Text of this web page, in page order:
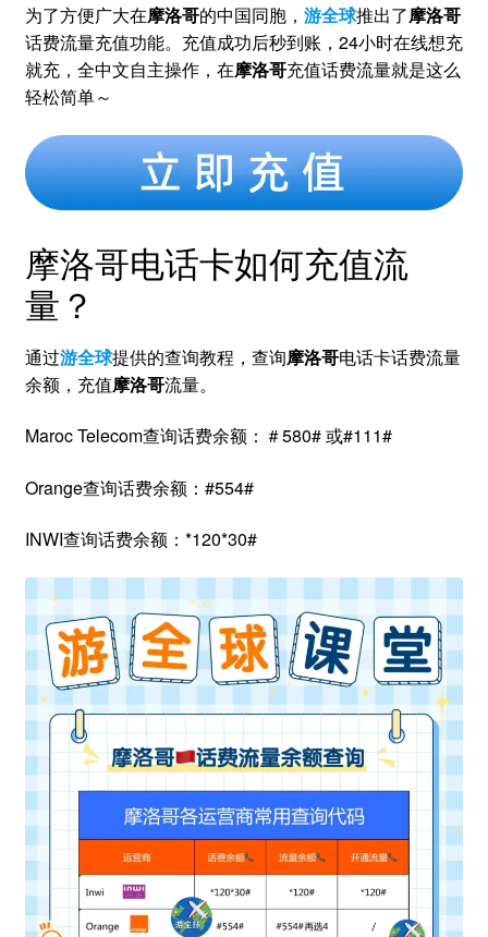
为了方便广大在摩洛哥的中国同胞， 游全球推出了摩洛哥
话费流量充值功能。充值成功后秒到账，24小时在线想充
就充，全中文自主操作，在摩洛哥充值话费流量就是这么
轻松简单～
摩洛哥电话卡如何充值流
量？
通过游全球提供的查询教程，查询摩洛哥电话卡话费流量
余额，充值摩洛哥流量。
Maroc Telecom查询话费余额：＃580# 或#111#
Orange查询话费余额：#554#
INWI查询话费余额：*120*30#